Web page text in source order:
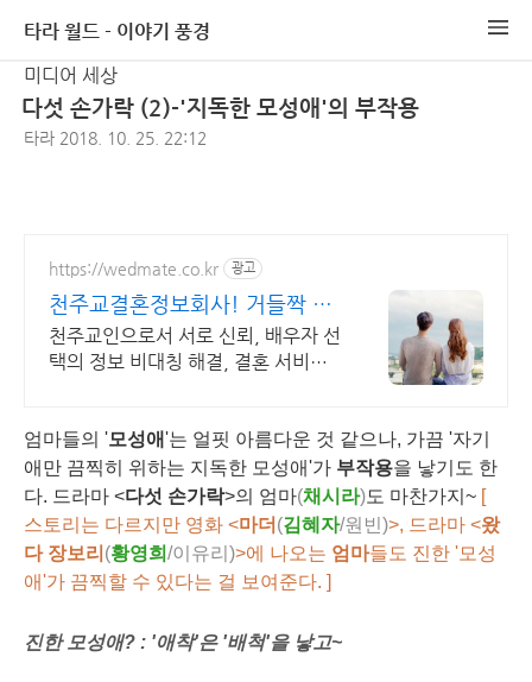
타라 월드 - 이야기 풍경
미디어 세상
다섯 손가락 (2)-'지독한 모성애'의 부작용
타라 2018. 10. 25. 22:12
https://wedmate.co.kr 광고
천주교결혼정보회사! 거들짝 이
상형 프로필 무료 받아보기
천주교인으로서 서로 신뢰, 배우자 선
택의 정보 비대칭 해결, 결혼 서비스
엄마들의 '모성애'는 얼핏 아름다운 것 같으나, 가끔 '자기
애만 끔찍히 위하는 지독한 모성애'가 부작용을 낳기도 한
다. 드라마 <다섯 손가락>의 엄마(채시라)도 마찬가지~ [
스토리는 다르지만 영화 <마더 (김혜자/원빈)>, 드라마 <왔
다 장보리 (황영희 /이유리)>에 나오는 엄마들도 진한 '모성
애'가 끔찍할 수 있다는 걸 보여준다. ]
진한 모성애? : '애착'은 '배척'을 낳고~